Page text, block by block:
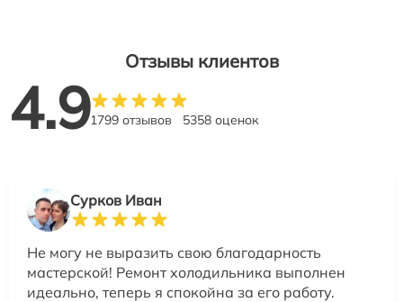
Отзывы клиентов
4.91799 отзывов 5358 оценок
Сурков Иван
Не могу не выразить свою благодарность
мастерской! Ремонт холодильника выполнен
идеально, теперь я спокойна за его работу.